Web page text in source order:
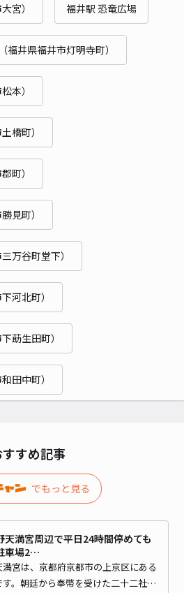
宮） 福井駅 恐竜広場
福井県福井市灯明寺町）
本）
橋町）
町）
見町）
万谷町堂下）
河北町）
莇生田町）
田中町）
すすめ記事
でもっと見る
天満宮周辺で平日24時間停めても
車場2…
宮は、京都府京都市の上京区にある
す。朝廷から奉幣を受けた二十二社…